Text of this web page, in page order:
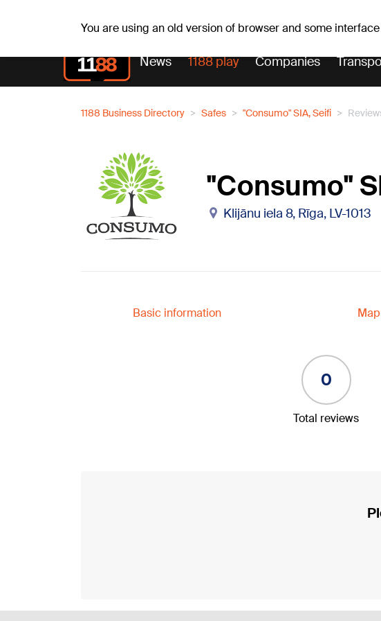
You are using an old version of browser and some
News 1188 play Companies
1188 Business Directory Safes "Consumo" SIA, Seifi
"Consumo"
Klijānu iela 8, Rīga, LV-1013
Basic information Map
0
Total reviews